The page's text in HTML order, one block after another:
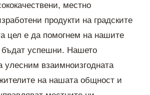
местно
продукти на градските
цел е да помогнем на нашите
бъдат успешни. Нашето
улесним взаимноизгодната
на нашата общност и